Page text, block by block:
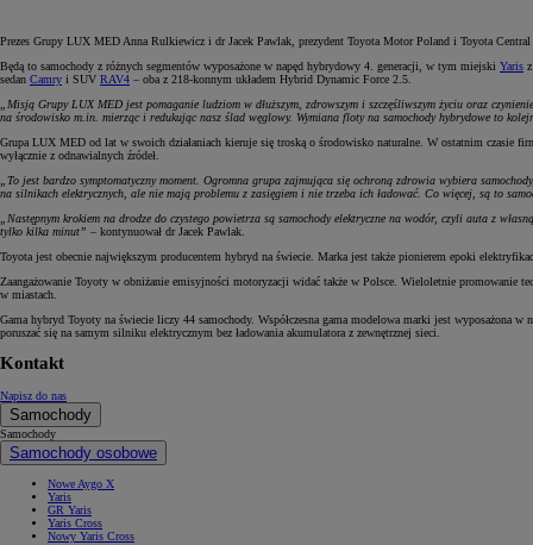
Prezes Grupy LUX MED Anna Rulkiewicz i dr Jacek Pawlak, prezydent Toyota Motor Poland i Toyota
Będą to samochody z różnych segmentów wyposażone w napęd hybrydowy 4. generacji, w tym miejski Yaris
sedan Camry i SUV RAV4 – oba z 218-konnym układem Hybrid Dynamic Force 2.5.
„Misją Grupy LUX MED jest pomaganie ludziom w dłuższym, zdrowszym i szczęśliwszym życiu oraz
na środowisko m.in. mierząc i redukując nasz ślad węglowy. Wymiana floty na samochody hybrydowe to
Grupa LUX MED od lat w swoich działaniach kieruje się troską o środowisko naturalne. W ostatnim czasie
wyłącznie z odnawialnych źródeł.
„To jest bardzo symptomatyczny moment. Ogromna grupa zajmująca się ochroną zdrowia wybiera
na silnikach elektrycznych, ale nie mają problemu z zasięgiem i nie trzeba ich ładować. Co więcej, są to
„Następnym krokiem na drodze do czystego powietrza są samochody elektryczne na wodór, czyli auta z
tylko kilka minut” – kontynuował dr Jacek Pawlak.
Toyota jest obecnie największym producentem hybryd na świecie. Marka jest także pionierem epoki
Zaangażowanie Toyoty w obniżanie emisyjności motoryzacji widać także w Polsce. Wieloletnie promowanie
w miastach.
Gama hybryd Toyoty na świecie liczy 44 samochody. Współczesna gama modelowa marki jest wyposażona
poruszać się na samym silniku elektrycznym bez ładowania akumulatora z zewnętrznej sieci.
Kontakt
Napisz do nas
Samochody
Samochody
Samochody osobowe
Nowe Aygo X
Yaris
GR Yaris
Yaris Cross
Nowy Yaris Cross